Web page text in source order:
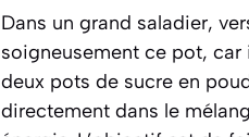
Dans un grand saladier,
soigneusement ce pot,
deux pots de sucre en
directement dans le